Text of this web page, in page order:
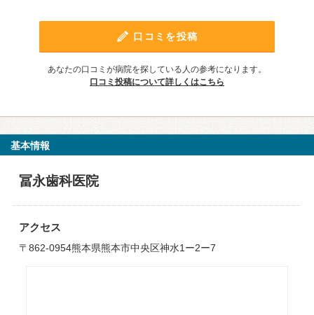
口コミを投稿
あなたの口コミが病院を探している人の参考になります。
口コミ投稿について詳しくはこちら
基本情報
冨永歯科医院
アクセス
〒862-0954熊本県熊本市中央区神水1ー2ー7